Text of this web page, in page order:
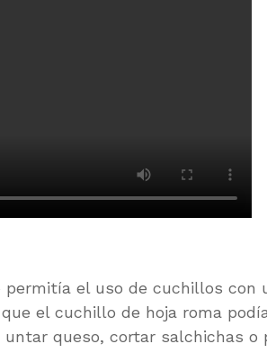
permitía el uso de cuchillos
el cuchillo de hoja roma
queso, cortar salchichas o